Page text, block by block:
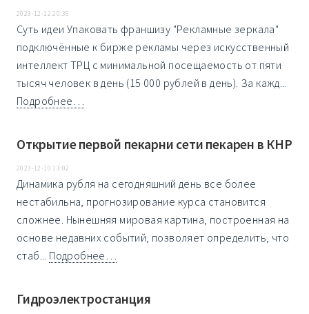
2023-12-12 20:36
Суть идеи Упаковать франшизу "Рекламные зеркала"
подключённые к бирже рекламы через искусственный
интеллект ТРЦ с минимальной посещаемость от пяти
тысяч человек в день (15 000 рублей в день). За кажд...
Подробнее…
Открытие первой пекарни сети пекарен в КНР
2023-12-10 13:02
Динамика рубля на сегодняшний день все более
нестабильна, прогнозирование курса становится
сложнее. Нынешняя мировая картина, построенная на
основе недавних событий, позволяет определить, что
стаб... Подробнее…
Гидроэлектростанция